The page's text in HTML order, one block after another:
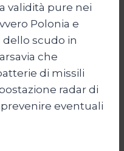
validità pure nei
Polonia e
dello scudo in
che
di missili
radar di
eventuali